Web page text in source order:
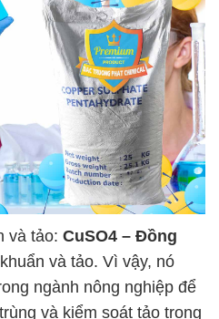
và tảo: CuSO4 – Đồng
và tảo. Vì vậy, nó
ngành nông nghiệp để
và kiểm soát tảo trong